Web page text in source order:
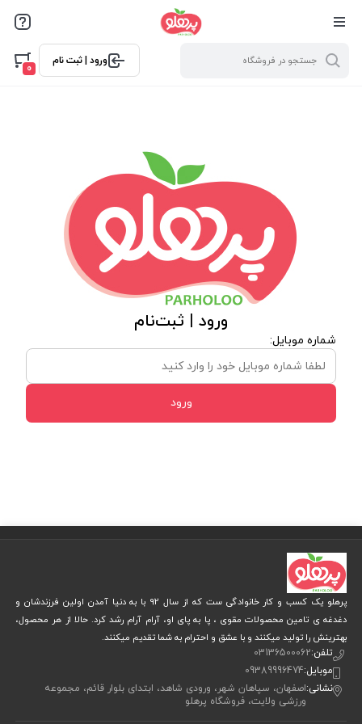
@media screen and (max-width: 500px) { .w-ch{bottom: 125px
!important; left:5px !important;} }
ورود | ثبت نام
0
ورود | ثبت‌نام
شماره موبایل:
ورود
پرهلو یک کسب و کار خانوادگی ست که از سال 92 با به دنیا آمدن اولین فرزندشان و
دغدغه ی تامین محصولات مقوی ، پا به پای او، آرام آرام رشد کرد. حالا از هر محصول،
بهترینش را تولید میکنند و با عشق و احترام به شما تقدیم میکنند.
تلفن:03136500062
موبایل:09389996474
نشانی:اصفهان، سپاهان شهر، ورودی شاهد، ابتدای بلوار قائم، مجموعه
ورزشی ولایت، فروشگاه پرهلو